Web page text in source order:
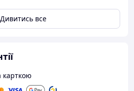
Дивитись все
карткою